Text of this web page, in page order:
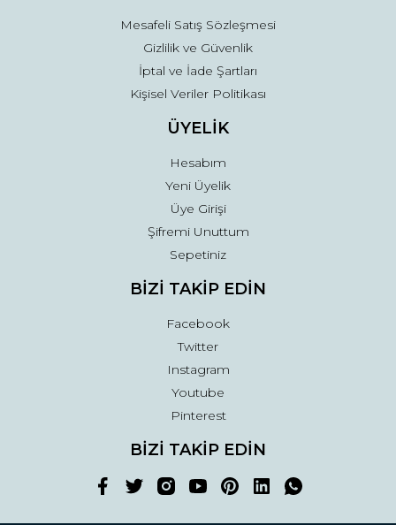
Mesafeli Satış Sözleşmesi
Gizlilik ve Güvenlik
İptal ve İade Şartları
Kişisel Veriler Politikası
ÜYELİK
Hesabım
Yeni Üyelik
Üye Girişi
Şifremi Unuttum
Sepetiniz
BİZİ TAKİP EDİN
Facebook
Twitter
Instagram
Youtube
Pinterest
BİZİ TAKİP EDİN